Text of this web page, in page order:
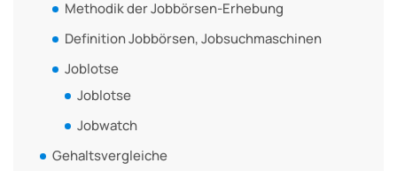
Methodik der Jobbörsen-Erhebung
Definition Jobbörsen, Jobsuchmaschinen
Joblotse
Joblotse
Jobwatch
Gehaltsvergleiche